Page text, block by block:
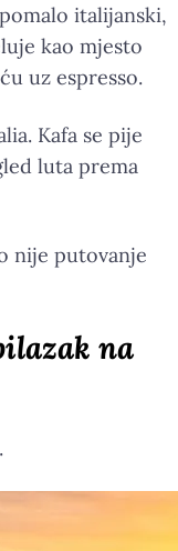
italijanski,
kao mjesto
uz espresso.
Kafa se pije
luta prema
nije putovanje
na